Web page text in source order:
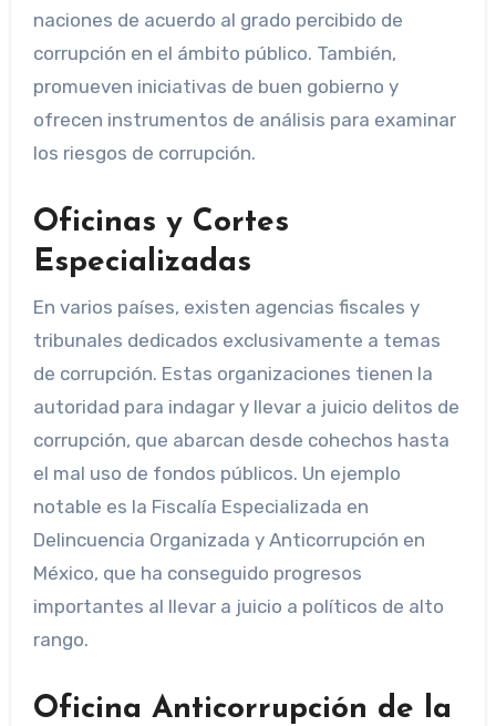
naciones de acuerdo al grado percibido de
corrupción en el ámbito público. También,
promueven iniciativas de buen gobierno y
ofrecen instrumentos de análisis para examinar
los riesgos de corrupción.
Oficinas y Cortes
Especializadas
En varios países, existen agencias fiscales y
tribunales dedicados exclusivamente a temas
de corrupción. Estas organizaciones tienen la
autoridad para indagar y llevar a juicio delitos de
corrupción, que abarcan desde cohechos hasta
el mal uso de fondos públicos. Un ejemplo
notable es la Fiscalía Especializada en
Delincuencia Organizada y Anticorrupción en
México, que ha conseguido progresos
importantes al llevar a juicio a políticos de alto
rango.
Oficina Anticorrupción de la